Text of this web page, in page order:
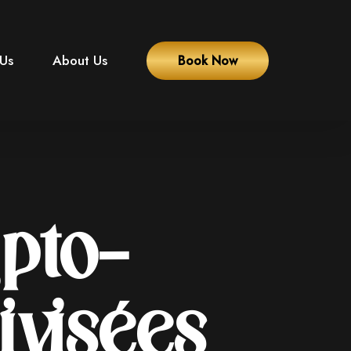
About Us Book Now